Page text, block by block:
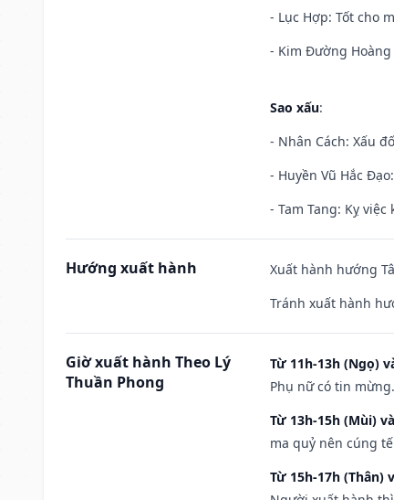
- Lục Hợp: Tốt cho
- Kim Đường Hoàng
Sao xấu:
- Nhân Cách: Xấu
- Huyền Vũ Hắc
- Tam Tang: Kỵ
Hướng xuất hành
Xuất hành hướng
Tránh xuất hành
Giờ xuất hành Theo Lý
Thuần Phong
Từ 11h-13h (Ngọ)
Phụ nữ có tin
Từ 13h-15h (Mùi)
ma quỷ nên cúng
Từ 15h-17h (Thân)